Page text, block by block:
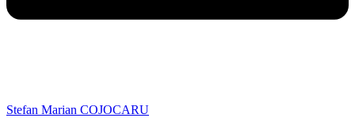
Stefan Marian COJOCARU